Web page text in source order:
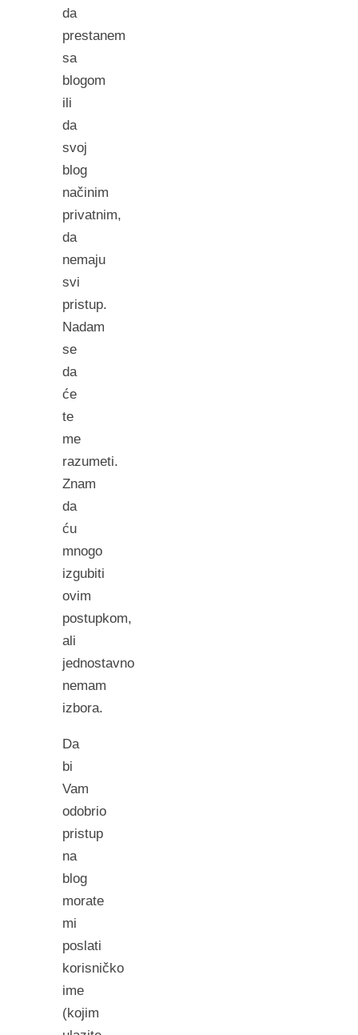
da
prestanem
sa
blogom
ili
da
svoj
blog
načinim
privatnim,
da
nemaju
svi
pristup.
Nadam
se
da
će
te
me
razumeti.
Znam
da
ću
mnogo
izgubiti
ovim
postupkom,
ali
jednostavno
nemam
izbora.
Da
bi
Vam
odobrio
pristup
na
blog
morate
mi
poslati
korisničko
ime
(kojim